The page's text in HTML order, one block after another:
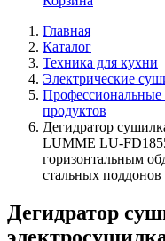
Главная
Каталог
Техника для кухни
Электрические
Профессиональные
продуктов
Дегидратор
LUMME LU-
горизонтальным
стальных
Дегидратор